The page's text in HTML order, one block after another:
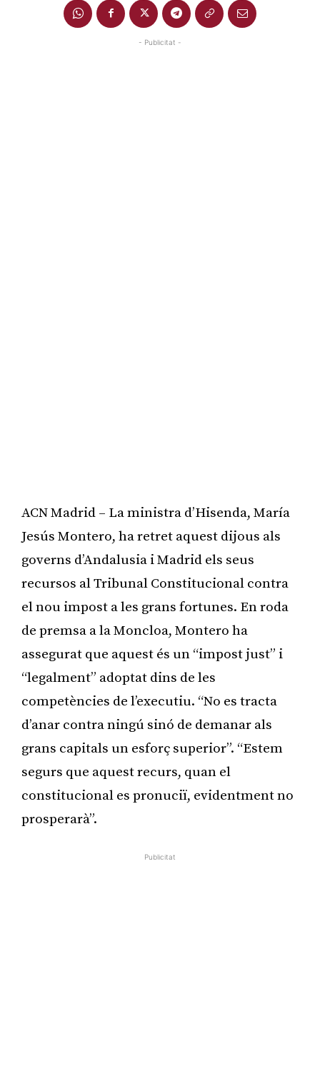
- Publicitat -
ACN Madrid – La ministra d’Hisenda, María
Jesús Montero, ha retret aquest dijous als
governs d’Andalusia i Madrid els seus
recursos al Tribunal Constitucional contra
el nou impost a les grans fortunes. En roda
de premsa a la Moncloa, Montero ha
assegurat que aquest és un “impost just” i
“legalment” adoptat dins de les
competències de l’executiu. “No es tracta
d’anar contra ningú sinó de demanar als
grans capitals un esforç superior”. “Estem
segurs que aquest recurs, quan el
constitucional es pronuciï, evidentment no
prosperarà”.
Publicitat